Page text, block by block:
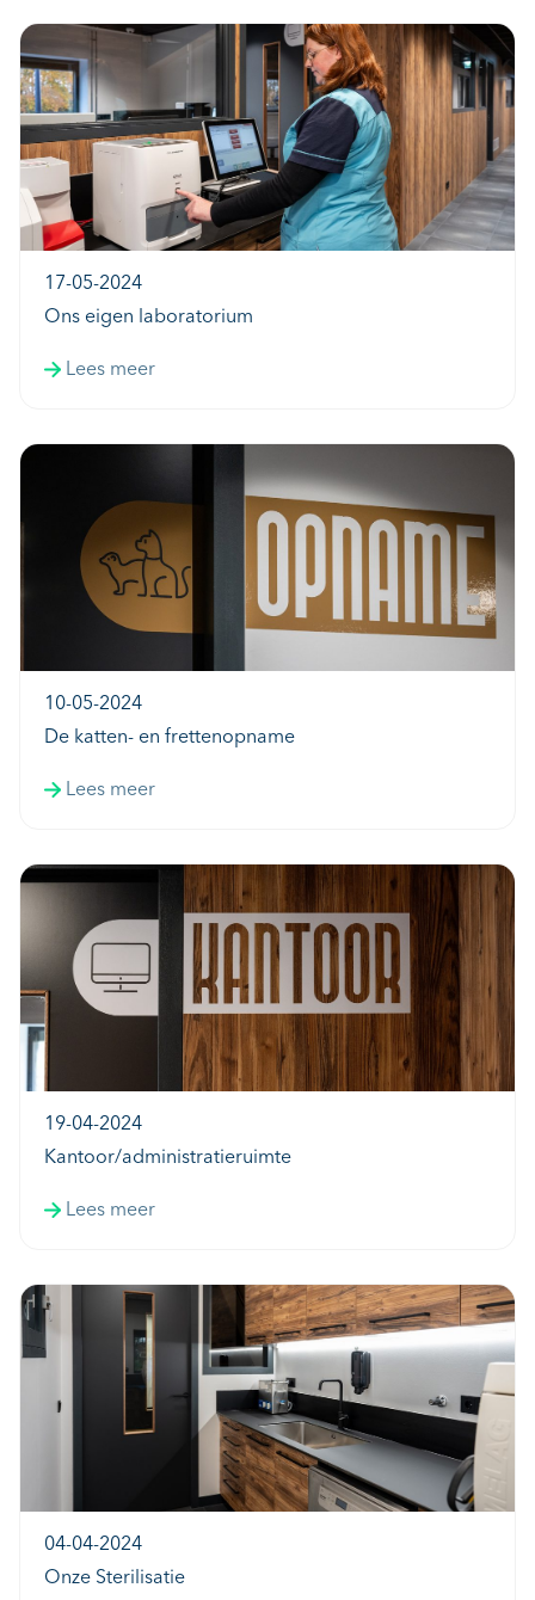
17-05-2024
Ons eigen laboratorium
Lees meer
10-05-2024
De katten- en frettenopname
Lees meer
19-04-2024
Kantoor/administratieruimte
Lees meer
04-04-2024
Onze Sterilisatie